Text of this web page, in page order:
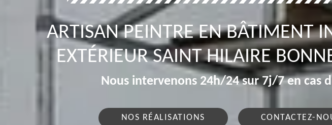
ARTISAN PEINTRE EN BÂTIMENT
EXTÉRIEUR SAINT HILAIRE
Nous intervenons 24h/24 sur 7j/7 en cas
NOS RÉALISATIONS CONTACTEZ-